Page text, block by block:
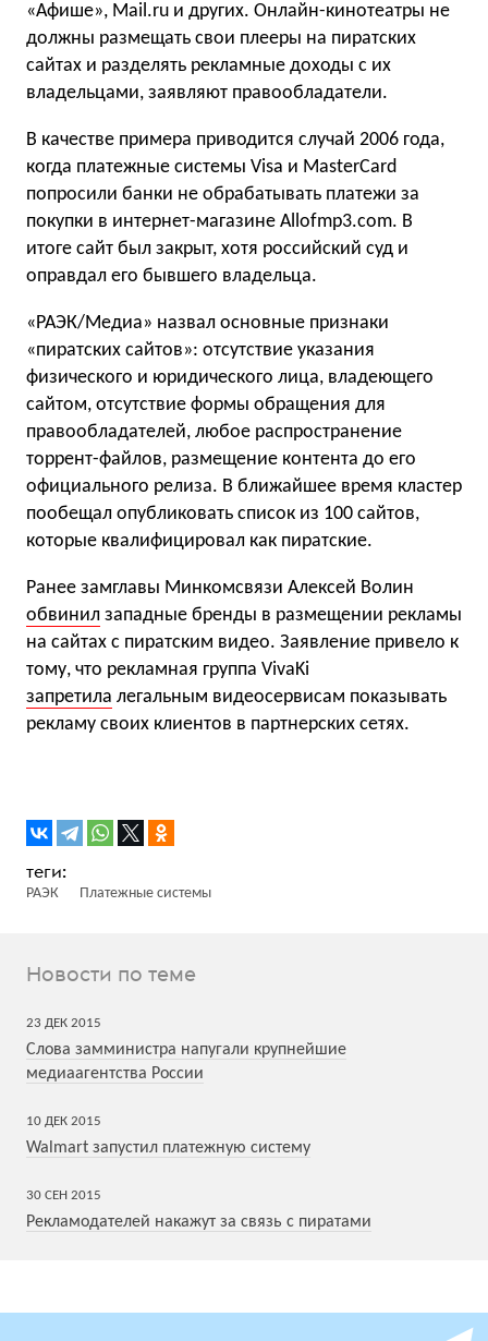
«Афише», Mail.ru и других. Онлайн-кинотеатры не
должны размещать свои плееры на пиратских
сайтах и разделять рекламные доходы с их
владельцами, заявляют правообладатели.
В качестве примера приводится случай 2006 года,
когда платежные системы Visa и MasterCard
попросили банки не обрабатывать платежи за
покупки в интернет-магазине Allofmp3.com. В
итоге сайт был закрыт, хотя российский суд и
оправдал его бывшего владельца.
«РАЭК/Медиа» назвал основные признаки
«пиратских сайтов»: отсутствие указания
физического и юридического лица, владеющего
сайтом, отсутствие формы обращения для
правообладателей, любое распространение
торрент-файлов, размещение контента до его
официального релиза. В ближайшее время кластер
пообещал опубликовать список из 100 сайтов,
которые квалифицировал как пиратские.
Ранее замглавы Минкомсвязи Алексей Волин
обвинил западные бренды в размещении рекламы
на сайтах с пиратским видео. Заявление привело к
тому, что рекламная группа VivaKi
запретила легальным видеосервисам показывать
рекламу своих клиентов в партнерских сетях.
РАЭК Платежные системы
Новости по теме
23 ДЕК 2015
Слова замминистра напугали крупнейшие
медиаагентства России
10 ДЕК 2015
Walmart запустил платежную систему
30 СЕН 2015
Рекламодателей накажут за связь с пиратами